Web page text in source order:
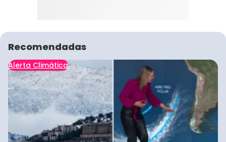
Recomendadas
Alerta Climática